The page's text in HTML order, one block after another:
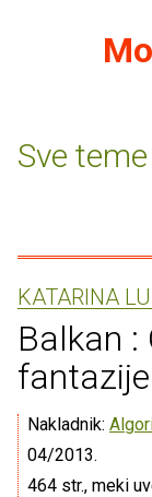
Sve teme
KATARINA
Balkan :
fantazije
Nakladnik:
04/2013.
464 str., meki